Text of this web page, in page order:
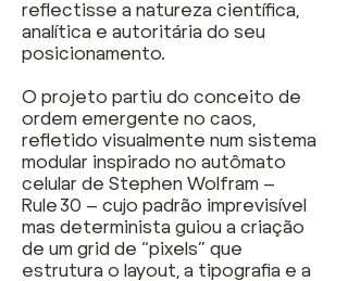
reflectisse a natureza científica,
analítica e autoritária do seu
posicionamento.
O projeto partiu do conceito de
ordem emergente no caos,
refletido visualmente num sistema
modular inspirado no autômato
celular de Stephen Wolfram –
Rule 30 – cujo padrão imprevisível
mas determinista guiou a criação
de um grid de “pixels” que
estrutura o layout, a tipografia e a